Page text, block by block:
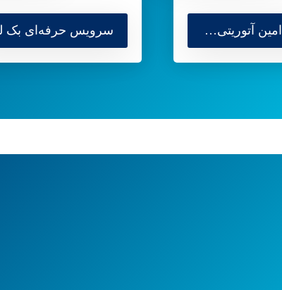
افزایش دامین آتوریتی (DA) به بالای ۳۰